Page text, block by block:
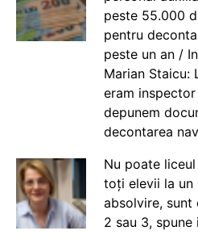
peste 55.000
pentru
peste un an /
Marian Staicu:
eram
depunem
decontarea
Nu poate
toți elevii la un
absolvire, sunt
2 sau 3, spune